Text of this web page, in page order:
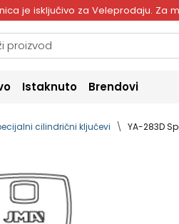
je isključivo za Veleprodaju. Za
Istaknuto Brendovi
cilindrični ključevi YA-283D